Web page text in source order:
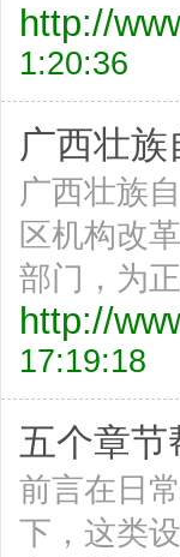
http://
1:20:36
广西壮
广西壮族
区机构改
部门，为
http://
17:19:18
五个章节
前言在日
下，这类